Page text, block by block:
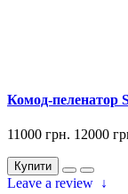
Комод-пеленатор
11000 грн. 12000
Купити
Leave a review ↓